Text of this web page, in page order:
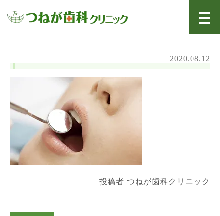
2020.08.12
投稿者 つねが歯科クリニック